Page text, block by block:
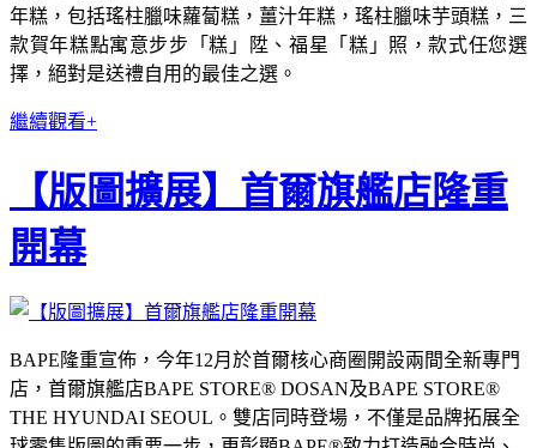
年糕，包括瑤柱臘味蘿蔔糕，薑汁年糕，瑤柱臘味芋頭糕，三
款賀年糕點寓意步步「糕」陞、福星「糕」照，款式任您選
擇，絕對是送禮自用的最佳之選。
繼續觀看+
【版圖擴展】首爾旗艦店隆重
開幕
BAPE隆重宣佈，今年12月於首爾核心商圈開設兩間全新專門
店，首爾旗艦店BAPE STORE® DOSAN及BAPE STORE®
THE HYUNDAI SEOUL。雙店同時登場，不僅是品牌拓展全